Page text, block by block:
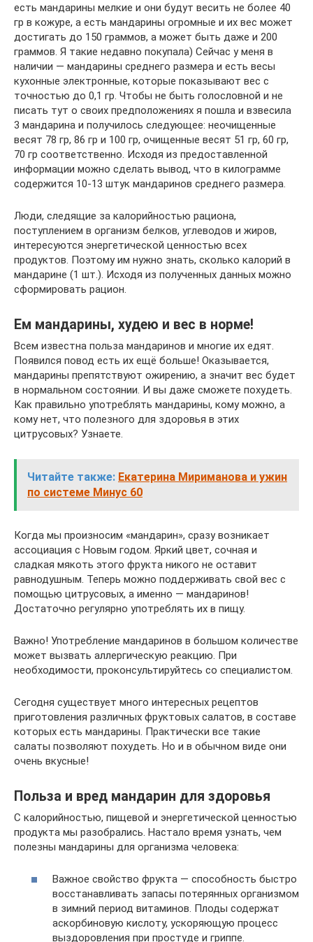
есть мандарины мелкие и они будут весить не более 40
гр в кожуре, а есть мандарины огромные и их вес может
достигать до 150 граммов, а может быть даже и 200
граммов. Я такие недавно покупала) Сейчас у меня в
наличии — мандарины среднего размера и есть весы
кухонные электронные, которые показывают вес с
точностью до 0,1 гр. Чтобы не быть голословной и не
писать тут о своих предположениях я пошла и взвесила
3 мандарина и получилось следующее: неочищенные
весят 78 гр, 86 гр и 100 гр, очищенные весят 51 гр, 60 гр,
70 гр соответственно. Исходя из предоставленной
информации можно сделать вывод, что в килограмме
содержится 10-13 штук мандаринов среднего размера.
Люди, следящие за калорийностью рациона,
поступлением в организм белков, углеводов и жиров,
интересуются энергетической ценностью всех
продуктов. Поэтому им нужно знать, сколько калорий в
мандарине (1 шт.). Исходя из полученных данных можно
сформировать рацион.
Ем мандарины, худею и вес в норме!
Всем известна польза мандаринов и многие их едят.
Появился повод есть их ещё больше! Оказывается,
мандарины препятствуют ожирению, а значит вес будет
в нормальном состоянии. И вы даже сможете похудеть.
Как правильно употреблять мандарины, кому можно, а
кому нет, что полезного для здоровья в этих
цитрусовых? Узнаете.
Читайте также: Екатерина Мириманова и ужин
по системе Минус 60
Когда мы произносим «мандарин», сразу возникает
ассоциация с Новым годом. Яркий цвет, сочная и
сладкая мякоть этого фрукта никого не оставит
равнодушным. Теперь можно поддерживать свой вес с
помощью цитрусовых, а именно — мандаринов!
Достаточно регулярно употреблять их в пищу.
Важно! Употребление мандаринов в большом количестве
может вызвать аллергическую реакцию. При
необходимости, проконсультируйтесь со специалистом.
Сегодня существует много интересных рецептов
приготовления различных фруктовых салатов, в составе
которых есть мандарины. Практически все такие
салаты позволяют похудеть. Но и в обычном виде они
очень вкусные!
Польза и вред мандарин для здоровья
С калорийностью, пищевой и энергетической ценностью
продукта мы разобрались. Настало время узнать, чем
полезны мандарины для организма человека:
Важное свойство фрукта — способность быстро
восстанавливать запасы потерянных организмом
в зимний период витаминов. Плоды содержат
аскорбиновую кислоту, ускоряющую процесс
выздоровления при простуде и гриппе.